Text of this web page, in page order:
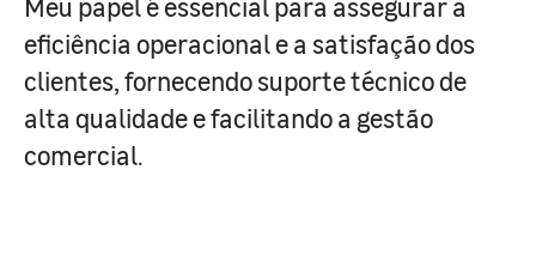
eficiência operacional e a satisfação dos
clientes, fornecendo suporte técnico de
alta qualidade e facilitando a gestão
comercial.